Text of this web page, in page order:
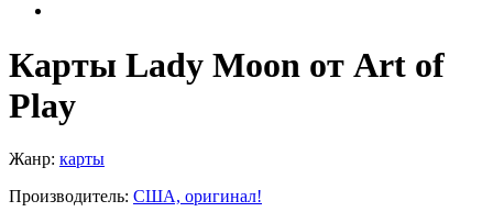
Карты Lady Moon от Art of
Play
Жанр: карты
Производитель: США, оригинал!